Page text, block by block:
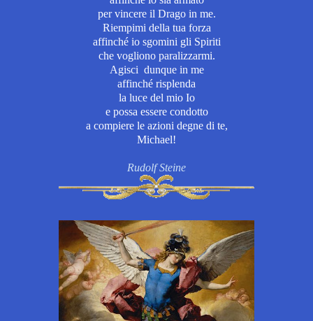
per vincere il Drago in me.
Riempimi della tua forza
affinché io sgomini gli Spiriti
che vogliono paralizzarmi.
Agisci dunque in me
affinché risplenda
la luce del mio Io
e possa essere condotto
a compiere le azioni degne di te,
Michael!
Rudolf Steine